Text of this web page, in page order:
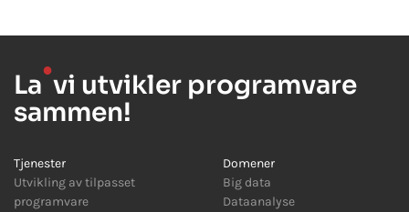
La●vi utvikler programvare
sammen!
Tjenester
Utvikling av tilpasset
programvare
Domener
Big data
Dataanalyse